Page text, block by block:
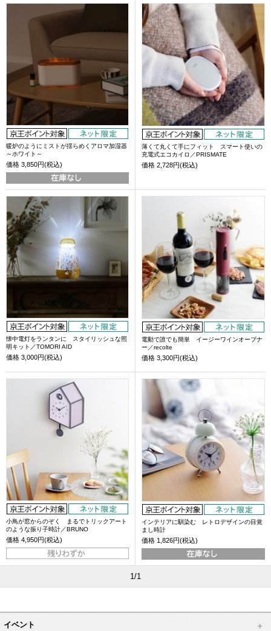
暖炉のようにミストが揺らめくアロマ加湿器
～ホワイト～
価格 3,850円(税込)
薄くて丸くて手にフィット スマート使いの
充電式エコカイロ／PRISMATE
価格 2,728円(税込)
懐中電灯をランタンに スタイリッシュな照
明キット／TOMORI AID
価格 3,000円(税込)
電動で誰でも簡単 イージーワインオープナ
ー／recolte
価格 3,300円(税込)
小鳥が窓からのぞく まるでトリックアート
のような振り子時計／BRUNO
価格 4,950円(税込)
インテリアに馴染む レトロデザインの目覚
まし時計
価格 1,826円(税込)
1/1
イベント